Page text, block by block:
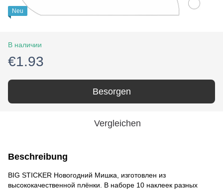
Neu
В наличии
€1.93
Besorgen
Vergleichen
Beschreibung
BIG STICKER Новогодний Мишка, изготовлен из
высококачественной плёнки. В наборе 10 наклеек разных